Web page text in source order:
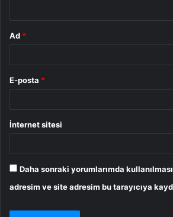
Ad *
E-posta *
İnternet sitesi
Daha sonraki yorumlarımda
adresim ve site adresim bu tarayıcıya